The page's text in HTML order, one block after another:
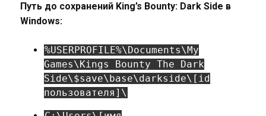
Путь до сохранений King’s Bounty: Dark Side в
Windows:
%USERPROFILE%\Documents\My
Games\Kings Bounty The Dark
Side\$save\base\darkside\[id
пользователя]\